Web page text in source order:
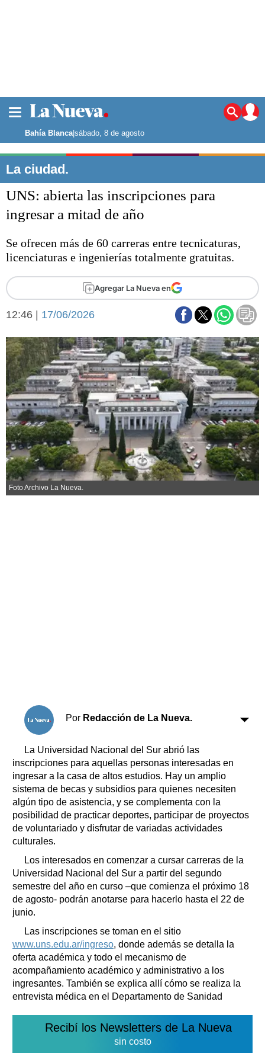
Noticias
La ciudad
Punta Alta
El mundo
Seguridad
Deportes
Escenario Olímpico
Liga del Sur
Fútbol
Cines
Economía y campo
Economía y finanzas
Con el campo
Espacio empresas
Sociedad y tiempo
libre
Sociedad
Tecnología
Turismo
Salud
Es viral
El tiempo
Bahía Blanca|sábado, 8 de agosto
La ciudad.
UNS: abierta las inscripciones para
ingresar a mitad de año
Se ofrecen más de 60 carreras entre tecnicaturas,
licenciaturas e ingenierías totalmente gratuitas.
Agregar La Nueva en
12:46 | 17/06/2026
Foto Archivo La Nueva.
Por Redacción de La Nueva.
La Universidad Nacional del Sur abrió las
inscripciones para aquellas personas interesadas en
ingresar a la casa de altos estudios. Hay un amplio
sistema de becas y subsidios para quienes necesiten
algún tipo de asistencia, y se complementa con la
posibilidad de practicar deportes, participar de proyectos
de voluntariado y disfrutar de variadas actividades
culturales.
Los interesados en comenzar a cursar carreras de la
Universidad Nacional del Sur a partir del segundo
semestre del año en curso –que comienza el próximo 18
de agosto- podrán anotarse para hacerlo hasta el 22 de
junio.
Las inscripciones se toman en el sitio
www.uns.edu.ar/ingreso, donde además se detalla la
oferta académica y todo el mecanismo de
acompañamiento académico y administrativo a los
ingresantes. También se explica allí cómo se realiza la
entrevista médica en el Departamento de Sanidad
Recibí los Newsletters de La Nueva
sin costo